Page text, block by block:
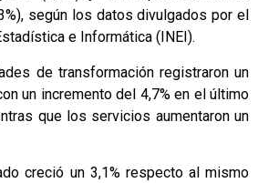
según los datos divulgados por el
e Informática (INEI).
de transformación registraron un
un incremento del 4,7% en el último
que los servicios aumentaron un
creció un 3,1% respecto al mismo